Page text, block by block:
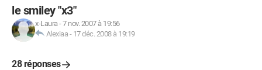
le smiley "x3"
x-Laura-7 nov. 2007 à 19:56
Alexiaa - 17 déc. 2008 à 19:19
28 réponses